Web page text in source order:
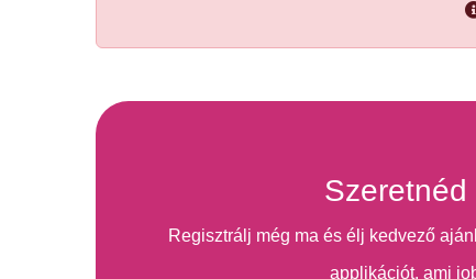
Regisztrálj még ma és élj kedvező
applikációt, ami